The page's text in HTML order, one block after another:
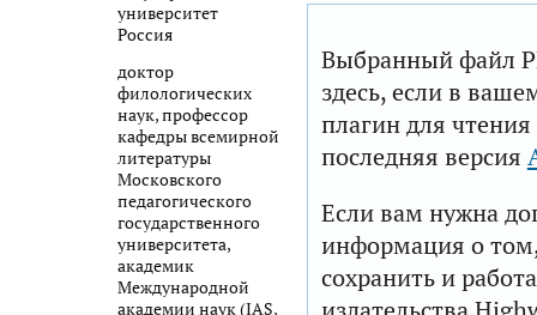
университет
Россия
доктор
филологических
наук, профессор
кафедры всемирной
литературы
Московского
педагогического
государственного
университета,
академик
Международной
академии наук (IAS,
Выбранный файл
здесь, если в
плагин для
последняя версия
Если вам нужна
информация о том,
сохранить и